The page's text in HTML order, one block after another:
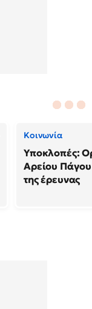
Κοινωνία
Υποκλοπές:
Αρείου
της έρευνας